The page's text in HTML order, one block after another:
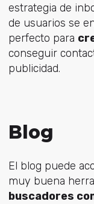
estrategia de
de usuarios se
perfecto para
conseguir
publicidad.
Blog
El blog puede
muy buena
buscadores